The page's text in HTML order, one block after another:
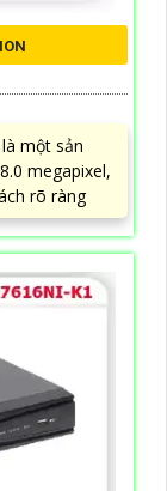
một sản
megapixel,
rõ ràng